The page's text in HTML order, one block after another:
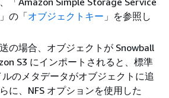
の「オブジェクトキー 」を参照し
の場合、オブジェクトが Snowball
S3 にインポートされると、標準
ルのメタデータがオブジェクトに追
に、NFS オプションを使用した